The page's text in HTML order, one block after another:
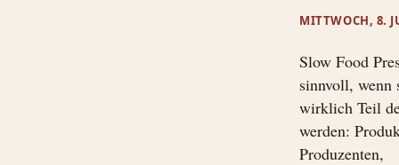
MITTWOCH, 8.
Slow Food
sinnvoll, wenn
wirklich Teil
werden:
Produzenten,